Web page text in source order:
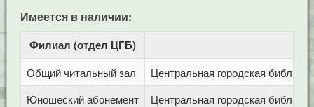
Имеется в наличии:
Филиал (отдел ЦГБ)
Общий читальный зал
Центральная городская
Юношеский абонемент
Центральная городская